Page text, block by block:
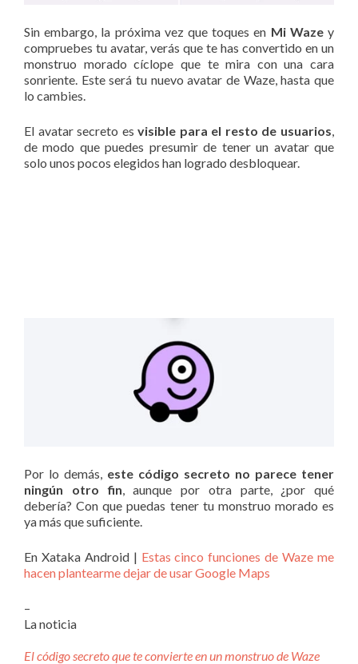
Sin embargo, la próxima vez que toques en Mi Wazey
compruebes tu avatar, verás que te has convertido en un
monstruo morado cíclope que te mira con una cara
sonriente. Este será tu nuevo avatar de Waze, hasta que
lo cambies.
El avatar secreto esvisible para el resto de usuarios,
de modo que puedes presumir de tener un avatar que
solo unos pocos elegidos han logrado desbloquear.
Por lo demás, este código secreto no parece tener
ningún otro fin , aunque por otra parte, ¿por qué
debería? Con que puedas tener tu monstruo morado es
ya más que suficiente.
En Xataka Android | Estas cinco funciones de Waze me
hacen plantearme dejar de usar Google Maps
–
La noticia
El código secreto que te convierte en un monstruo de Waze